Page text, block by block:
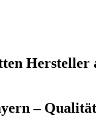
Hersteller
–